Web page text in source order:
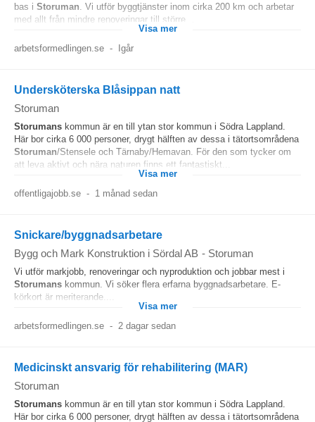
bas i Storuman. Vi utför byggtjänster inom cirka 200 km och arbetar
med allt från mindre renoveringar till större...
Visa mer
arbetsformedlingen.se - Igår
Undersköterska Blåsippan natt
Storuman
Storumans kommun är en till ytan stor kommun i Södra Lappland.
Här bor cirka 6 000 personer, drygt hälften av dessa i tätortsområdena
Storuman/Stensele och Tärnaby/Hemavan. För den som tycker om
att leva aktivt och nära naturen finns ett fantastiskt...
Visa mer
offentligajobb.se - 1 månad sedan
Snickare/byggnadsarbetare
Bygg och Mark Konstruktion i Sördal AB - Storuman
Vi utför markjobb, renoveringar och nyproduktion och jobbar mest i
Storumans kommun. Vi söker flera erfarna byggnadsarbetare. E-
körkort är meriterande....
Visa mer
arbetsformedlingen.se - 2 dagar sedan
Medicinskt ansvarig för rehabilitering (MAR)
Storuman
Storumans kommun är en till ytan stor kommun i Södra Lappland.
Här bor cirka 6 000 personer, drygt hälften av dessa i tätortsområdena